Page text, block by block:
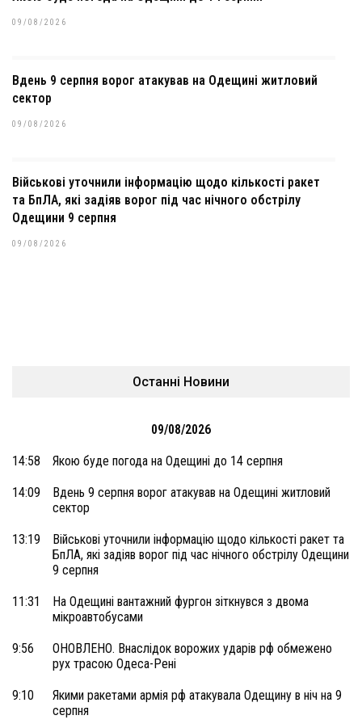
09/08/2026
Вдень 9 серпня ворог атакував на Одещині житловий
сектор
09/08/2026
Військові уточнили інформацію щодо кількості ракет
та БпЛА, які задіяв ворог під час нічного обстрілу
Одещини 9 серпня
09/08/2026
Останні Новини
09/08/2026
14:58 Якою буде погода на Одещині до 14 серпня
14:09
Вдень 9 серпня ворог атакував на Одещині житловий
сектор
13:19
Військові уточнили інформацію щодо кількості ракет та
БпЛА, які задіяв ворог під час нічного обстрілу Одещини
9 серпня
11:31
На Одещині вантажний фургон зіткнувся з двома
мікроавтобусами
9:56
ОНОВЛЕНО. Внаслідок ворожих ударів рф обмежено
рух трасою Одеса-Рені
9:10
Якими ракетами армія рф атакувала Одещину в ніч на 9
серпня